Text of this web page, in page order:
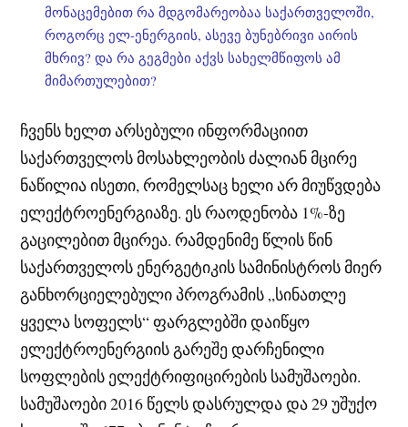
მონაცემებით რა მდგომარეობაა საქართველოში,
როგორც ელ-ენერგიის, ასევე ბუნებრივი აირის
მხრივ? და რა გეგმები აქვს სახელმწიფოს ამ
მიმართულებით?
ჩვენს ხელთ არსებული ინფორმაციით
საქართველოს მოსახლეობის ძალიან მცირე
ნაწილია ისეთი, რომელსაც ხელი არ მიუწვდება
ელექტროენერგიაზე. ეს რაოდენობა 1%-ზე
გაცილებით მცირეა. რამდენიმე წლის წინ
საქართველოს ენერგეტიკის სამინისტროს მიერ
განხორციელებული პროგრამის „სინათლე
ყველა სოფელს“ ფარგლებში დაიწყო
ელექტროენერგიის გარეშე დარჩენილი
სოფლების ელექტრიფიცირების სამუშაოები.
სამუშაოები 2016 წელს დასრულდა და 29 უშუქო